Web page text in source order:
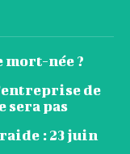
née ?
de
sera pas
: 23 juin